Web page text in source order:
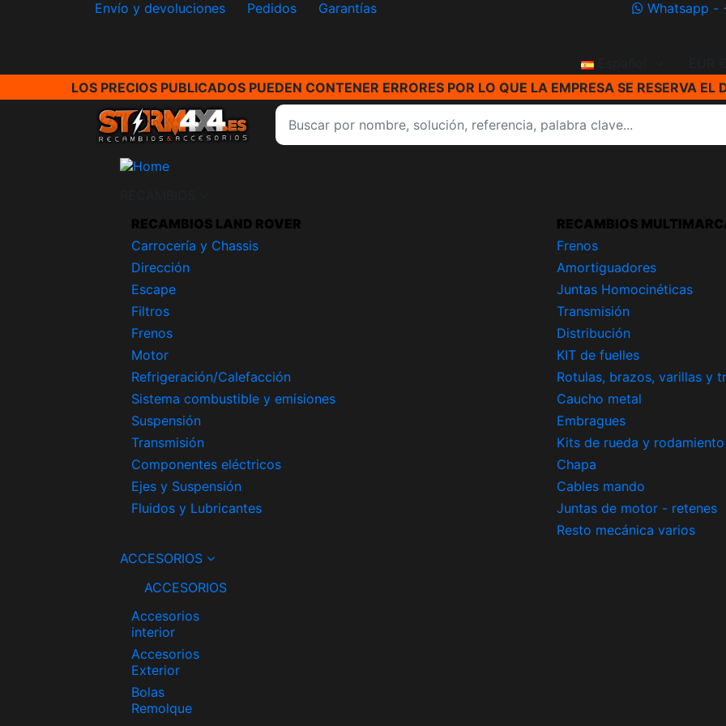
Envío y devoluciones Pedidos Garantías Whatsapp -
Español
LOS PRECIOS PUBLICADOS PUEDEN CONTENER ERRORES POR LO QUE LA EMPRESA SE RESERVA
RECAMBIOS LAND ROVER
Carrocería y Chassis
Dirección
Escape
Filtros
Frenos
Motor
Refrigeración/Calefacción
Sistema combustible y emisiones
Suspensión
Transmisión
Componentes eléctricos
Ejes y Suspensión
Fluidos y Lubricantes
RECAMBIOS
Frenos
Amortiguadores
Juntas Homocinéticas
Transmisión
Distribución
KIT de fuelles
Rotulas, brazos, varillas y
Caucho metal
Embragues
Kits de rueda y rodamiento
Chapa
Cables mando
Juntas de motor - retenes
Resto mecánica varios
ACCESORIOS
ACCESORIOS
Accesorios
interior
Accesorios
Exterior
Bolas
Remolque